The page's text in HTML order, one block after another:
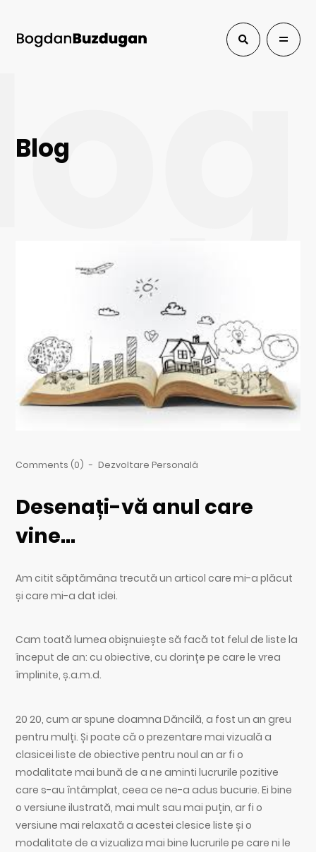
Blog
Comments (0) - Dezvoltare Personală
Desenați-vă anul care
vine…
Am citit săptămâna trecută un articol care mi-a plăcut
și care mi-a dat idei.
Cam toată lumea obișnuiește să facă tot felul de liste la
început de an: cu obiective, cu dorințe pe care le vrea
împlinite, ș.a.m.d.
20 20, cum ar spune doamna Dăncilă, a fost un an greu
pentru mulți. Și poate că o prezentare mai vizuală a
clasicei liste de obiective pentru noul an ar fi o
modalitate mai bună de a ne aminti lucrurile pozitive
care s-au întâmplat, ceea ce ne-a adus bucurie. Ei bine
o versiune ilustrată, mai mult sau mai puțin, ar fi o
versiune mai relaxată a acestei clesice liste și o
modalitate de a vizualiza mai bine lucrurile pe care ni le